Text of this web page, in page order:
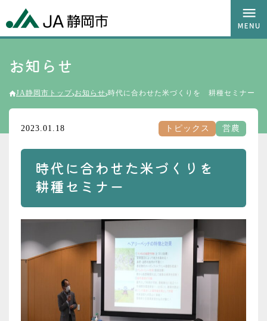
お知らせ
JA静岡市トップ お知らせ 時代に合わせた米づくりを 耕種セミナー
2023.01.18 トピックス 営農
時代に合わせた米づくりを
耕種セミナー